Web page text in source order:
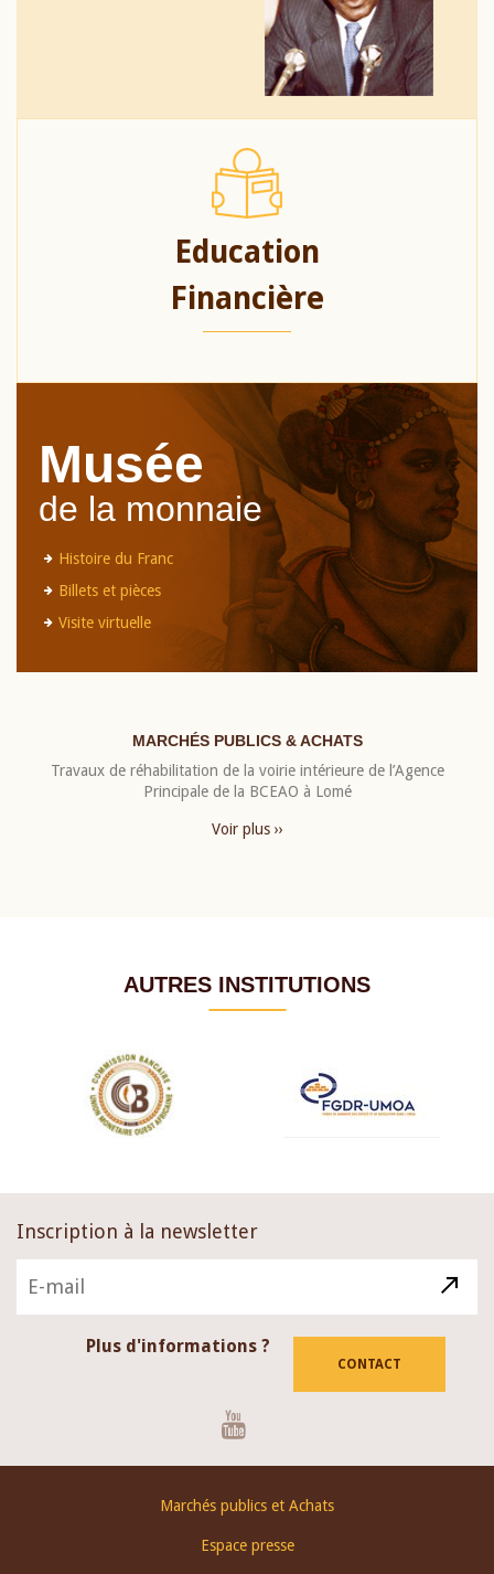
Education
Financière
Musée
de la monnaie
Histoire du Franc
Billets et pièces
Visite virtuelle
MARCHÉS PUBLICS & ACHATS
Travaux de réhabilitation de la voirie intérieure de l’Agence
Principale de la BCEAO à Lomé
Voir plus ››
AUTRES INSTITUTIONS
Inscription à la newsletter
Plus d'informations ?
CONTACT
Marchés publics et Achats
Espace presse